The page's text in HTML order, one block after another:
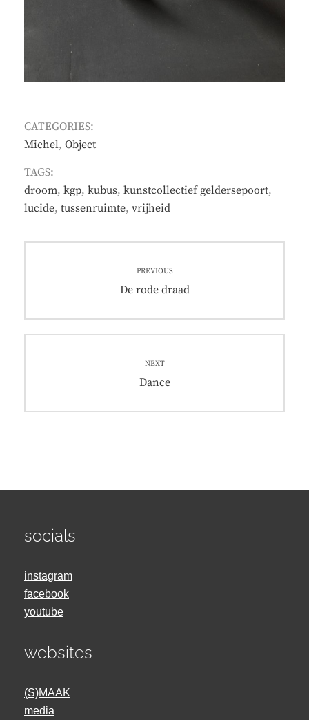
CATEGORIES:
Michel, Object
TAGS:
droom, kgp, kubus, kunstcollectief geldersepoort,
lucide, tussenruimte, vrijheid
navigation
PREVIOUS
Previous
De rode draad
NEXT
Next
Dance
socials
instagram
facebook
youtube
websites
(S)MAAK
media